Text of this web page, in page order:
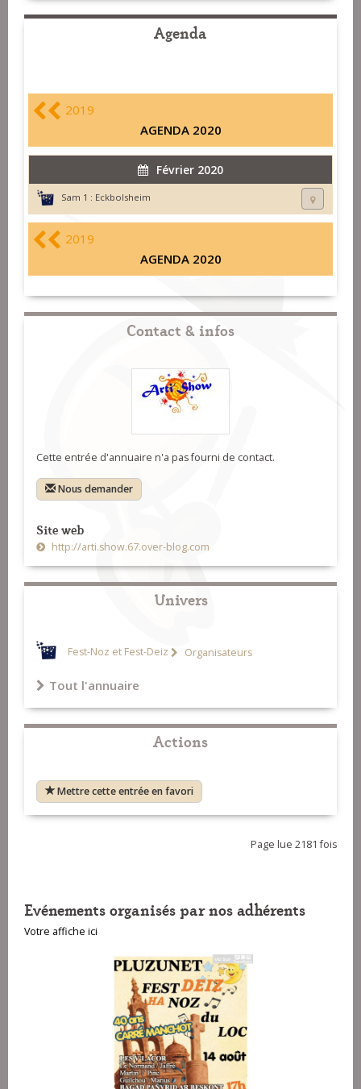
Agenda
2019
AGENDA 2020
Février 2020
Sam 1 : Eckbolsheim
2019
AGENDA 2020
Contact & infos
Cette entrée d'annuaire n'a pas fourni de contact.
Nous demander
Site web
http://arti.show.67.over-blog.com
Univers
Fest-Noz et Fest-Deiz Organisateurs
Tout l'annuaire
Actions
Mettre cette entrée en favori
Page lue 2181 fois
Evénements organisés par nos adhérents
Votre affiche ici